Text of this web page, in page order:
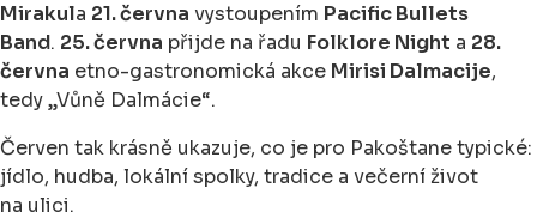
Mirakula 21. června vystoupením Pacific Bullets
Band. 25. června přijde na řadu Folklore Night a 28.
června etno-gastronomická akce Mirisi Dalmacije,
tedy „Vůně Dalmácie“.
Červen tak krásně ukazuje, co je pro Pakoštane typické:
jídlo, hudba, lokální spolky, tradice a večerní život
na ulici.